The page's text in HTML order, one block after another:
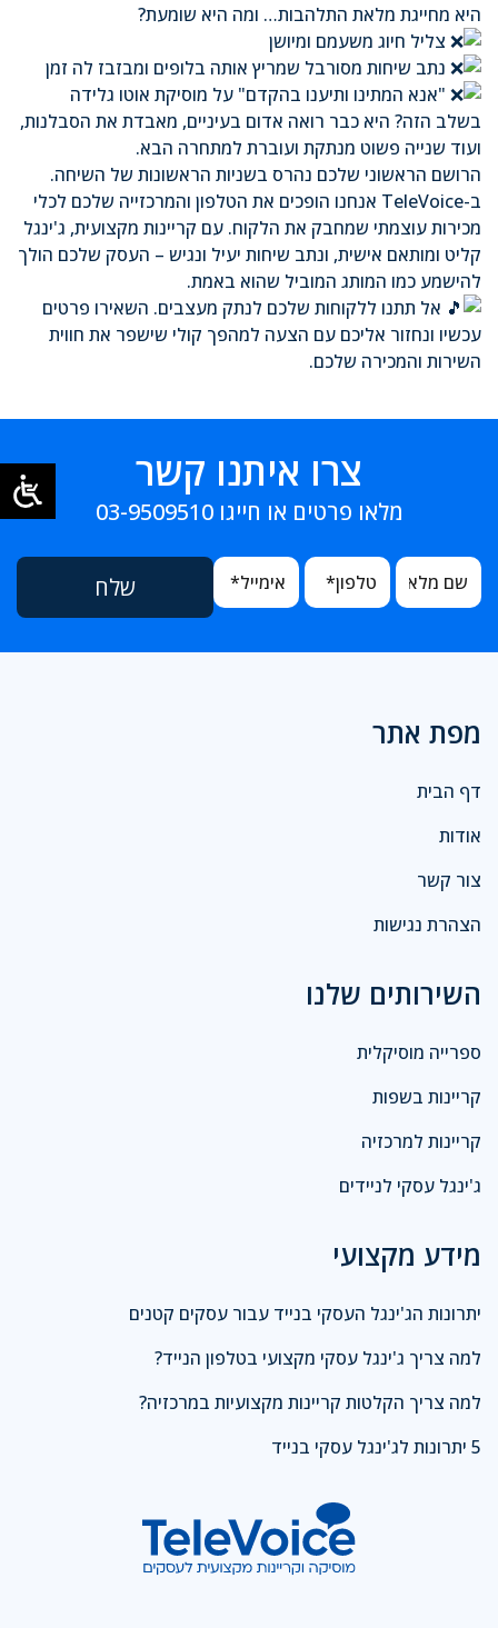
היא מחייגת מלאת התלהבות… ומה היא שומעת?
צליל חיוג משעמם ומיושן
נתב שיחות מסורבל שמריץ אותה בלופים ומבזבז לה זמן
"אנא המתינו ותיענו בהקדם" על מוסיקת אוטו גלידה
בשלב הזה? היא כבר רואה אדום בעיניים, מאבדת את הסבלנות,
ועוד שנייה פשוט מנתקת ועוברת למתחרה הבא.
הרושם הראשוני שלכם נהרס בשניות הראשונות של השיחה.
ב-TeleVoice אנחנו הופכים את הטלפון והמרכזייה שלכם לכלי
מכירות עוצמתי שמחבק את הלקוח. עם קריינות מקצועית, ג'ינגל
קליט ומותאם אישית, ונתב שיחות יעיל ונגיש – העסק שלכם הולך
להישמע כמו המותג המוביל שהוא באמת.
אל תתנו ללקוחות שלכם לנתק מעצבים. השאירו פרטים
עכשיו ונחזור אליכם עם הצעה למהפך קולי שישפר את חווית
השירות והמכירה שלכם.
צרו איתנו קשר
מלאו פרטים או חייגו 03-9509510
מפת אתר
דף הבית
אודות
צור קשר
הצהרת נגישות
השירותים שלנו
ספרייה מוסיקלית
קריינות בשפות
קריינות למרכזיה
ג'ינגל עסקי לניידים
מידע מקצועי
יתרונות הג'ינגל העסקי בנייד עבור עסקים קטנים
למה צריך ג'ינגל עסקי מקצועי בטלפון הנייד?
למה צריך הקלטות קריינות מקצועיות במרכזיה?
5 יתרונות לג'ינגל עסקי בנייד